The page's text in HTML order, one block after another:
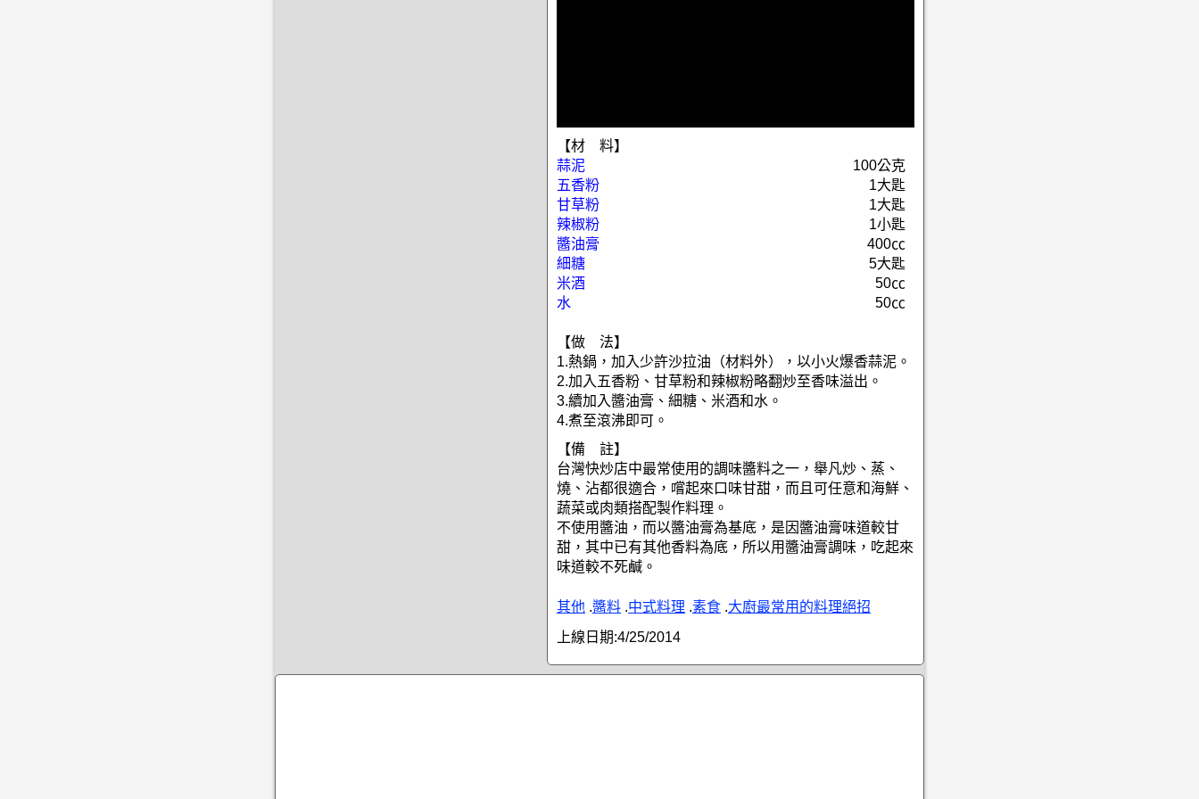
【材 料】
蒜泥
100公克
五香粉
1大匙
甘草粉
1大匙
辣椒粉
1小匙
醬油膏
400㏄
細糖
5大匙
米酒
50㏄
水
50㏄
【做 法】
1.熱鍋，加入少許沙拉油（材料外），以小火爆香蒜泥。
2.加入五香粉、甘草粉和辣椒粉略翻炒至香味溢出。
3.續加入醬油膏、細糖、米酒和水。
4.煮至滾沸即可。
【備 註】
台灣快炒店中最常使用的調味醬料之一，舉凡炒、蒸、
燒、沾都很適合，嚐起來口味甘甜，而且可任意和海鮮、
蔬菜或肉類搭配製作料理。
不使用醬油，而以醬油膏為基底，是因醬油膏味道較甘
甜，其中已有其他香料為底，所以用醬油膏調味，吃起來
味道較不死鹹。
其他 .醬料 .中式料理 .素食 .大廚最常用的料理絕招
上線日期:4/25/2014